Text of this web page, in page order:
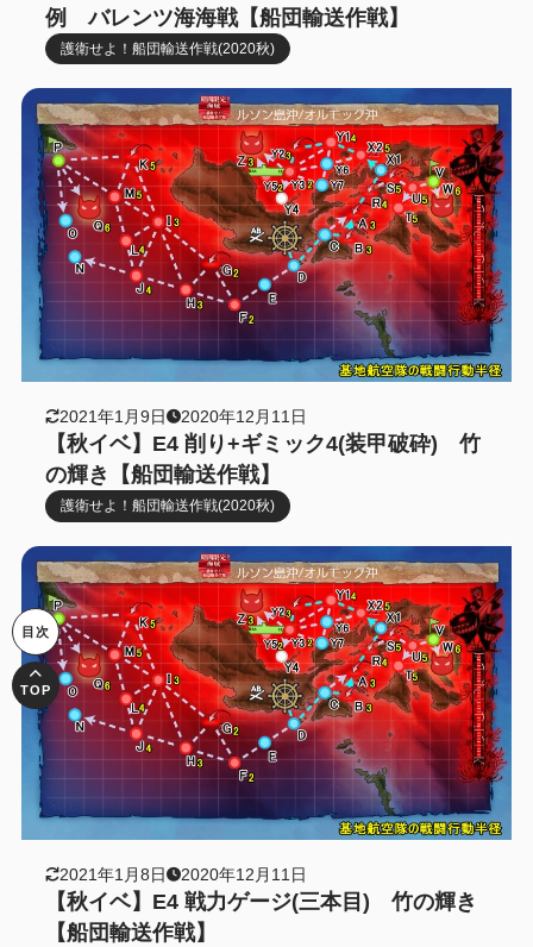
例 バレンツ海海戦【船団輸送作戦】
護衛せよ！船団輸送作戦(2020秋)
2021年1月9日 2020年12月11日
【秋イベ】E4 削り+ギミック4(装甲破砕) 竹
の輝き【船団輸送作戦】
護衛せよ！船団輸送作戦(2020秋)
2021年1月8日 2020年12月11日
【秋イベ】E4 戦力ゲージ(三本目) 竹の輝き
【船団輸送作戦】